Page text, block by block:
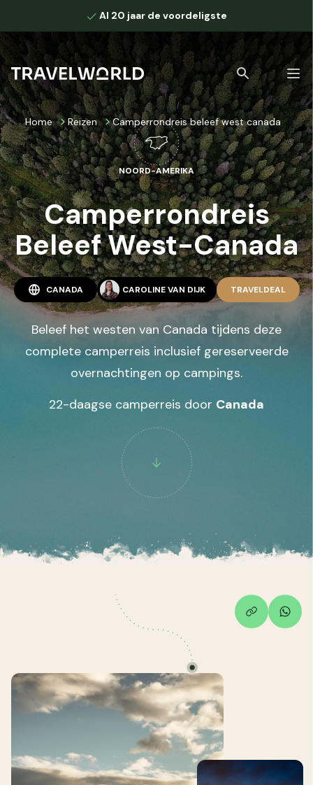
Al 20 jaar de voordeligste
Bekijk alle zoekresultaten
Home Reizen Camperrondreis beleef west canada
NOORD-AMERIKA
Camperrondreis
Beleef West-Canada
CANADA CAROLINE VAN DIJK TRAVELDEAL
Beleef het westen van Canada tijdens deze
complete camperreis inclusief gereserveerde
overnachtingen op campings.
22-daagse camperreis door Canada